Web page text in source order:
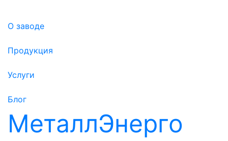
О заводе
Продукция
Услуги
Блог
МеталлЭнерго